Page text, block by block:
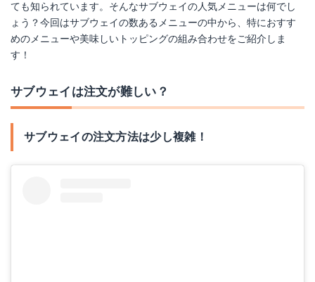
ても知られています。そんなサブウェイの人気メニューは何でし
ょう？今回はサブウェイの数あるメニューの中から、特におすす
めのメニューや美味しいトッピングの組み合わせをご紹介しま
す！
サブウェイは注文が難しい？
サブウェイの注文方法は少し複雑！